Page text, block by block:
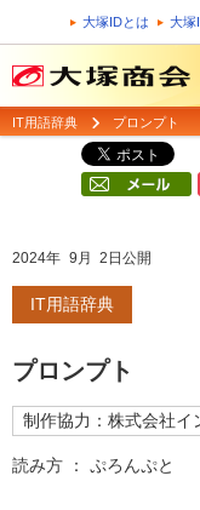
大塚IDとは 大塚
IT用語辞典 プロンプト
2024年 9月 2日公開
IT用語辞典
プロンプト
制作協力：株式会社イ
読み方 ： ぷろんぷと